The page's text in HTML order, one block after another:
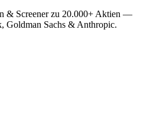
& Screener zu 20.000+ Aktien —
Goldman Sachs & Anthropic.